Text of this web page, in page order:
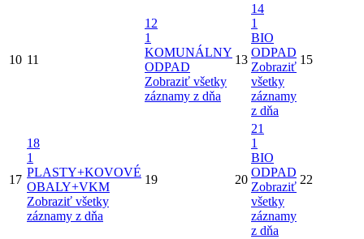
10 11
12
1
KOMUNÁLNY
ODPAD
Zobraziť všetky
záznamy z dňa
13
14
1
BIO
ODPAD
Zobraziť
všetky
záznamy
z dňa
15
17
18
1
PLASTY+KOVOVÉ
OBALY+VKM
Zobraziť všetky
záznamy z dňa
19 20
21
1
BIO
ODPAD
Zobraziť
všetky
záznamy
z dňa
22